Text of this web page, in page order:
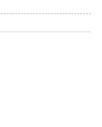
അഴിക്കലിൽ